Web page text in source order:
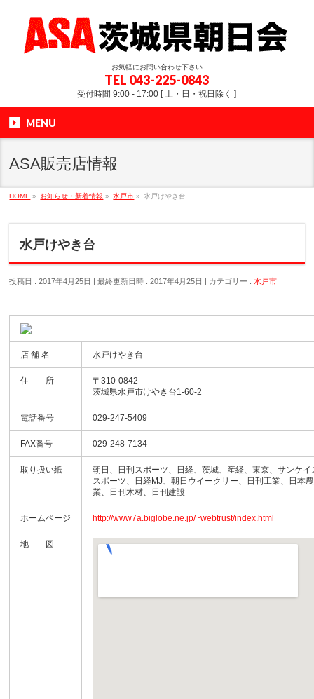
お気軽にお問い合わせ下さい
TEL 043-225-0843
受付時間 9:00 - 17:00 [ 土・日・祝日除く ]
MENU
ASA販売店情報
HOME » お知らせ・新着情報 » 水戸市 » 水戸けやき台
水戸けやき台
投稿日 : 2017年4月25日 最終更新日時 : 2017年4月25日 カテゴリー :水戸市
店 舗 名 水戸けやき台
住 所
〒310-0842
茨城県水戸市けやき台1-60-2
電話番号 029-247-5409
FAX番号 029-248-7134
取り扱い紙
朝日、日刊スポーツ、日経、茨城、産経、東京、サンケ
スポーツ、日経MJ、朝日ウイークリー、日刊工業、日本
業、日刊木材、日刊建設
ホームページ http://www7a.biglobe.ne.jp/~webtrust/index.html
地 図